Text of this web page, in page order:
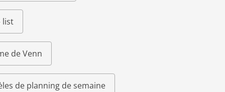
list
de Venn
de planning de semaine